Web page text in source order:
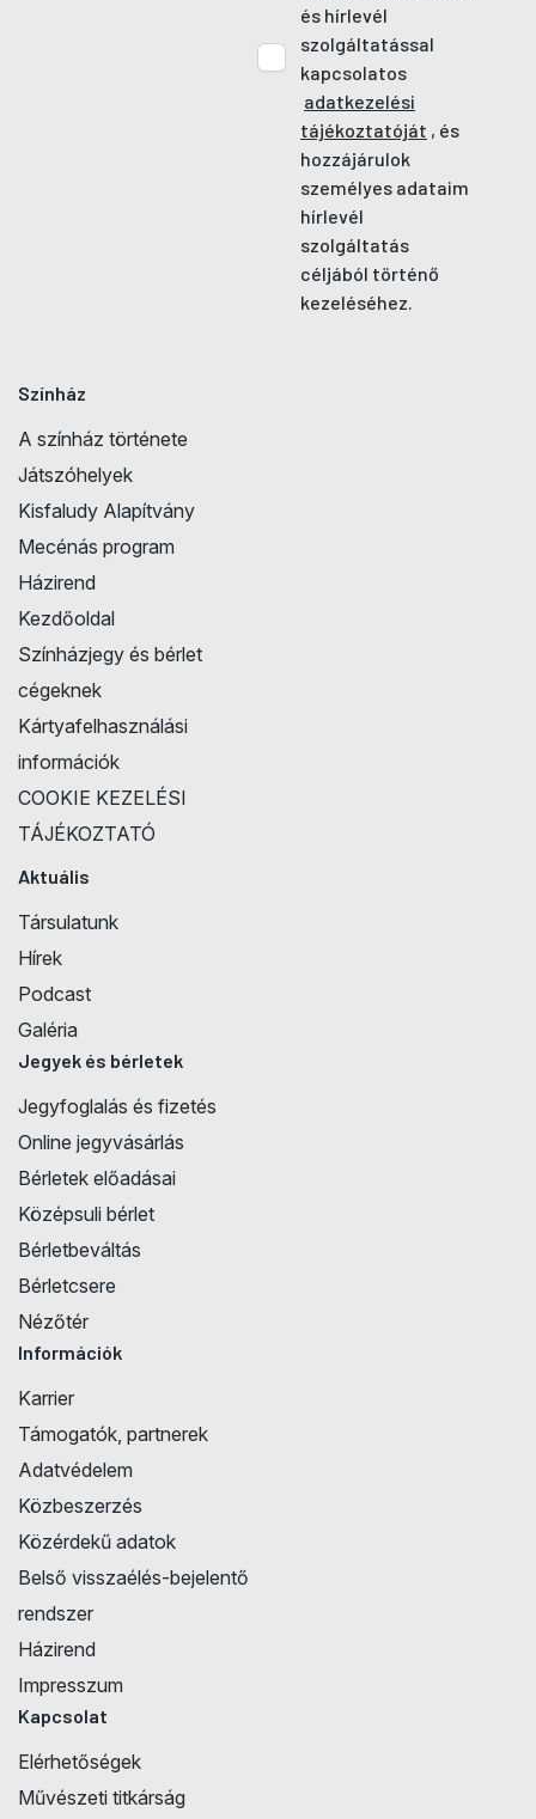
és hírlevél
szolgáltatással
kapcsolatos
adatkezelési
tájékoztatóját , és
hozzájárulok
személyes adataim
hírlevél
szolgáltatás
céljából történő
kezeléséhez.
Színház
A színház története
Játszóhelyek
Kisfaludy Alapítvány
Mecénás program
Házirend
Kezdőoldal
Színházjegy és bérlet
cégeknek
Kártyafelhasználási
információk
COOKIE KEZELÉSI
TÁJÉKOZTATÓ
Aktuális
Társulatunk
Hírek
Podcast
Galéria
Jegyek és bérletek
Jegyfoglalás és fizetés
Online jegyvásárlás
Bérletek előadásai
Középsuli bérlet
Bérletbeváltás
Bérletcsere
Nézőtér
Információk
Karrier
Támogatók, partnerek
Adatvédelem
Közbeszerzés
Közérdekű adatok
Belső visszaélés-bejelentő
rendszer
Házirend
Impresszum
Kapcsolat
Elérhetőségek
Művészeti titkárság